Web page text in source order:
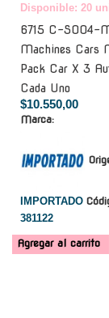
Disponible: 20
6715 C-S004-
Machines Cars
Pack Car X 3
Cada Uno
$10.550,00
Marca:
IMPORTADO
381122
Agregar al carrito